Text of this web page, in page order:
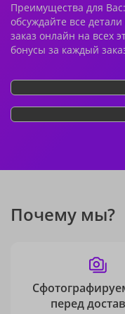
Преимущества для
обсуждайте все
заказ онлайн на всех
бонусы за каждый
Почему мы?
перед